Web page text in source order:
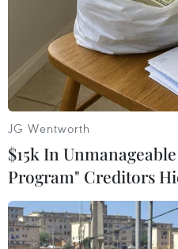
Theo dõi VietnamPlus
TIN LIÊN QUAN
JG Wentworth
$15k In
Program" Creditors